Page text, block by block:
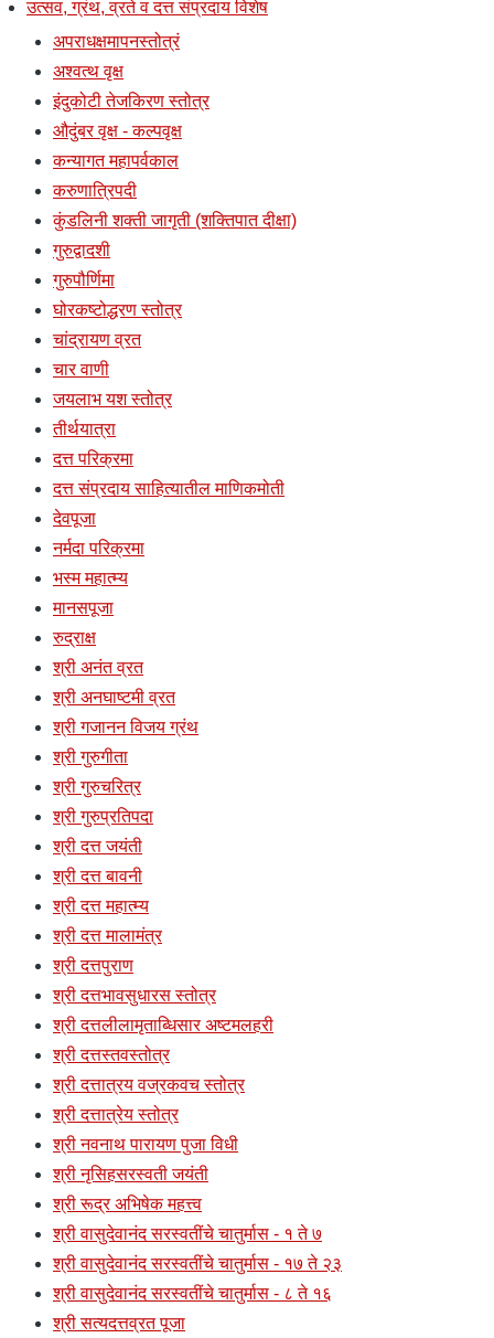
उत्सव, ग्रंथ, व्रते व दत्त संप्रदाय विशेष
अपराधक्षमापनस्तोत्रं
अश्वत्थ वृक्ष
इंदुकोटी तेजकिरण स्तोत्र
औदुंबर वृक्ष - कल्पवृक्ष
कन्यागत महापर्वकाल
करुणात्रिपदी
कुंडलिनी शक्ती जागृती (शक्तिपात दीक्षा)
गुरुद्वादशी
गुरुपौर्णिमा
घोरकष्टोद्धरण स्तोत्र
चांद्रायण व्रत
चार वाणी
जयलाभ यश स्तोत्र
तीर्थयात्रा
दत्त परिक्रमा
दत्त संप्रदाय साहित्यातील माणिकमोती
देवपूजा
नर्मदा परिक्रमा
भस्म महात्म्य
मानसपूजा
रुद्राक्ष
श्री अनंत व्रत
श्री अनघाष्टमी व्रत
श्री गजानन विजय ग्रंथ
श्री गुरुगीता
श्री गुरुचरित्र
श्री गुरुप्रतिपदा
श्री दत्त जयंती
श्री दत्त बावनी
श्री दत्त महात्म्य
श्री दत्त मालामंत्र
श्री दत्तपुराण
श्री दत्तभावसुधारस स्तोत्र
श्री दत्तलीलामृताब्धिसार अष्टमलहरी
श्री दत्तस्तवस्तोत्र
श्री दत्तात्रय वज्रकवच स्तोत्र
श्री दत्तात्रेय स्तोत्र
श्री नवनाथ पारायण पुजा विधी
श्री नृसिहसरस्वती जयंती
श्री रूद्र अभिषेक महत्त्व
श्री वासुदेवानंद सरस्वतींचे चातुर्मास - १ ते ७
श्री वासुदेवानंद सरस्वतींचे चातुर्मास - १७ ते २३
श्री वासुदेवानंद सरस्वतींचे चातुर्मास - ८ ते १६
श्री सत्यदत्तव्रत पूजा